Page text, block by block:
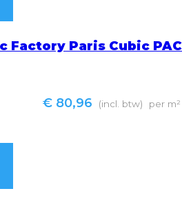
Factory Paris Cubic
€80,96 (incl. btw) per m²